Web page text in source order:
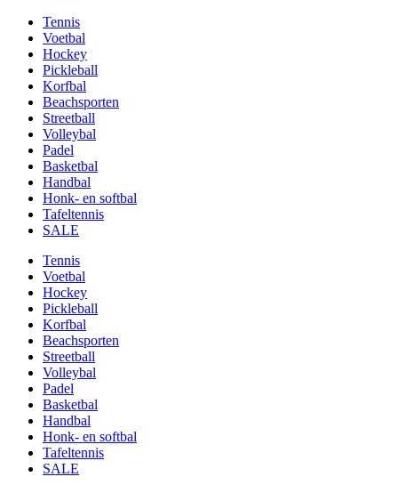
Tennis
Voetbal
Hockey
Pickleball
Korfbal
Beachsporten
Streetball
Volleybal
Padel
Basketbal
Handbal
Honk- en softbal
Tafeltennis
SALE
Tennis
Voetbal
Hockey
Pickleball
Korfbal
Beachsporten
Streetball
Volleybal
Padel
Basketbal
Handbal
Honk- en softbal
Tafeltennis
SALE